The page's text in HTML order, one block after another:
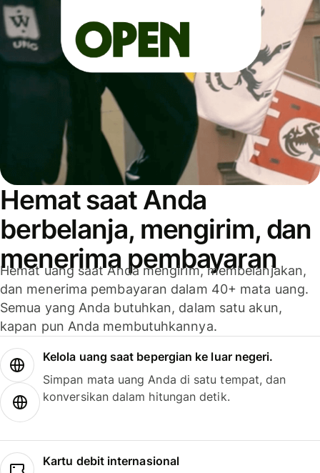
Hemat saat Anda
berbelanja, mengirim, dan
menerima pembayaran
Hemat uang saat Anda mengirim, membelanjakan,
dan menerima pembayaran dalam 40+ mata uang.
Semua yang Anda butuhkan, dalam satu akun,
kapan pun Anda membutuhkannya.
Kelola uang saat bepergian ke luar negeri.
Simpan mata uang Anda di satu tempat, dan
konversikan dalam hitungan detik.
Kartu debit internasional